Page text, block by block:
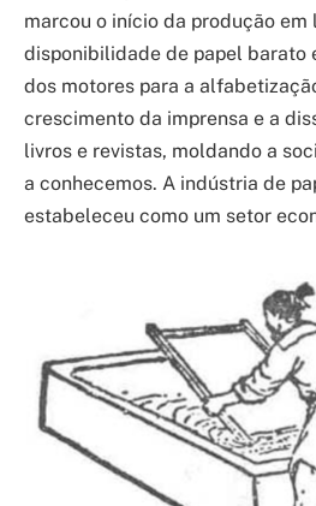
marcou o início da produção em
disponibilidade de papel barato
dos motores para a
crescimento da imprensa e a
livros e revistas, moldando a
a conhecemos. A indústria de
estabeleceu como um setor